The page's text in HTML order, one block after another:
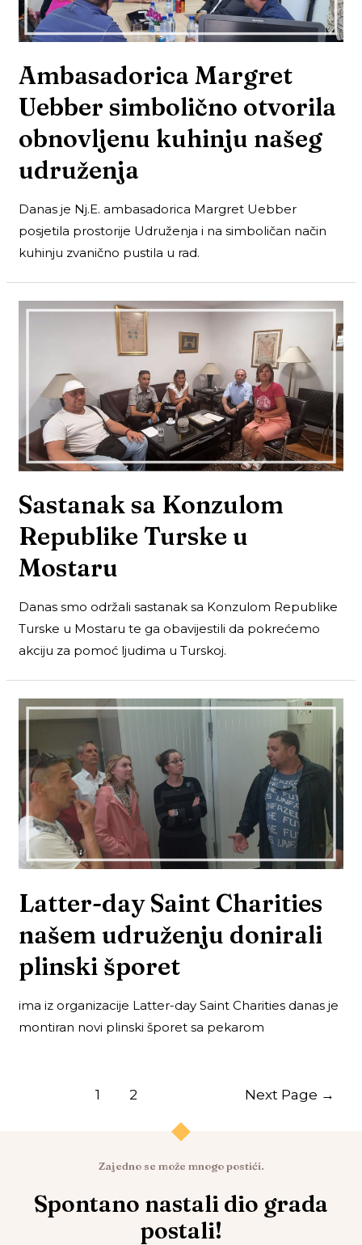
Ambasadorica Margret
Uebber simbolično otvorila
obnovljenu kuhinju našeg
udruženja
Danas je Nj.E. ambasadorica Margret Uebber
posjetila prostorije Udruženja i na simboličan način
kuhinju zvanično pustila u rad.
Sastanak sa Konzulom
Republike Turske u
Mostaru
Danas smo održali sastanak sa Konzulom Republike
Turske u Mostaru te ga obavijestili da pokrećemo
akciju za pomoć ljudima u Turskoj.
Latter-day Saint Charities
našem udruženju donirali
plinski šporet
ima iz organizacije Latter-day Saint Charities danas je
montiran novi plinski šporet sa pekarom
1 2 Next Page →
Zajedno se može mnogo postići.
Spontano nastali dio grada
postali!